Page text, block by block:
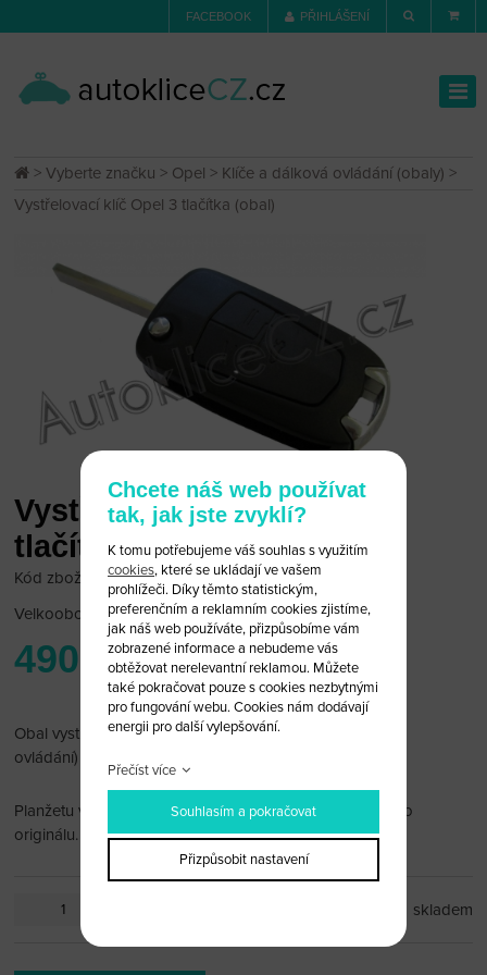
FACEBOOK PŘIHLÁŠENÍ
>Vyberte značku > Opel > Klíče a dálková ovládání (obaly) >
Vystřelovací klíč Opel 3 tlačítka (obal)
Vystřelovací klíč Opel 3
tlačítka (obal)
Kód zboží: Opel B11S
Velkoobchodní cena:po přihlášení
490 Kč
Obal vystřelovacího klíče Opel 3 tlačítka (bez dálkového
ovládání)
Planžetu vám po dohodě rádi vyfrézujeme podle vašeho
originálu.
skladem
Chcete náš web používat
tak, jak jste zvyklí?
K tomu potřebujeme váš souhlas s využitím
cookies, které se ukládají ve vašem
prohlížeči. Díky těmto statistickým,
preferenčním a reklamním cookies zjistíme,
jak náš web používáte, přizpůsobíme vám
zobrazené informace a nebudeme vás
obtěžovat nerelevantní reklamou. Můžete
také pokračovat pouze s cookies nezbytnými
pro fungování webu. Cookies nám dodávají
energii pro další vylepšování.
Přečíst více
Souhlasím a pokračovat
Přizpůsobit nastavení